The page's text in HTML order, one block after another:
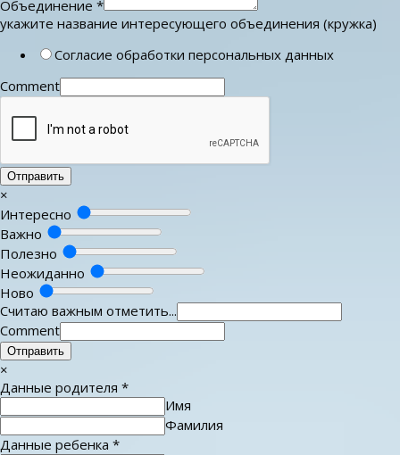
Объединение *
укажите название интересующего объединения (кружка)
Согласие обработки персональных данных
Comment
Отправить
×
Интересно
Важно
Полезно
Неожиданно
Ново
Считаю важным отметить...
Comment
Отправить
×
Данные родителя *
Имя
Фамилия
Данные ребенка *